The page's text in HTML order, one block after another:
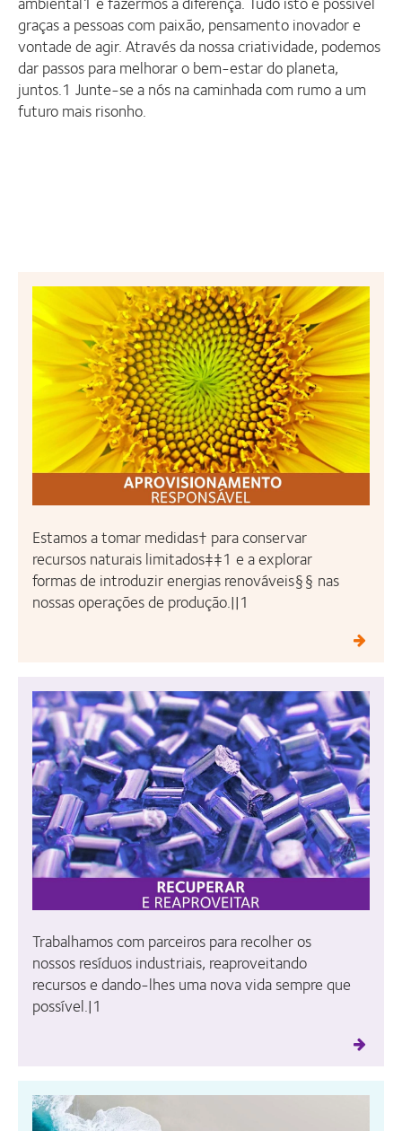
graças a pessoas com paixão, pensamento inovador e
vontade de agir. Através da nossa criatividade, podemos
dar passos para melhorar o bem-estar do planeta,
juntos.1 Junte-se a nós na caminhada com rumo a um
futuro mais risonho.
Estamos a tomar medidas† para conservar
recursos naturais limitados‡‡1 e a explorar
formas de introduzir energias renováveis§§ nas
nossas operações de produção.||1
Trabalhamos com parceiros para recolher os
nossos resíduos industriais, reaproveitando
recursos e dando-lhes uma nova vida sempre que
possível.|1